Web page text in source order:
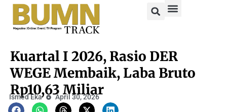
Kuartal I 2026, Rasio DER
WEGE Membaik, Laba Bruto
Rp10,63 Miliar
Ismed Eka April 30, 2026